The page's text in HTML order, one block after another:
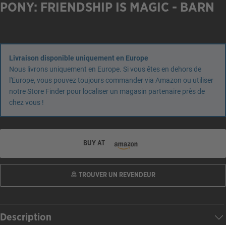
PONY: FRIENDSHIP IS MAGIC - BARN
Livraison disponible uniquement en Europe
Nous livrons uniquement en Europe. Si vous êtes en dehors de
l'Europe, vous pouvez toujours commander via Amazon ou utiliser
notre Store Finder pour localiser un magasin partenaire près de
chez vous !
BUY AT
TROUVER UN REVENDEUR
Description